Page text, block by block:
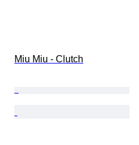
Miu Miu - Clutch